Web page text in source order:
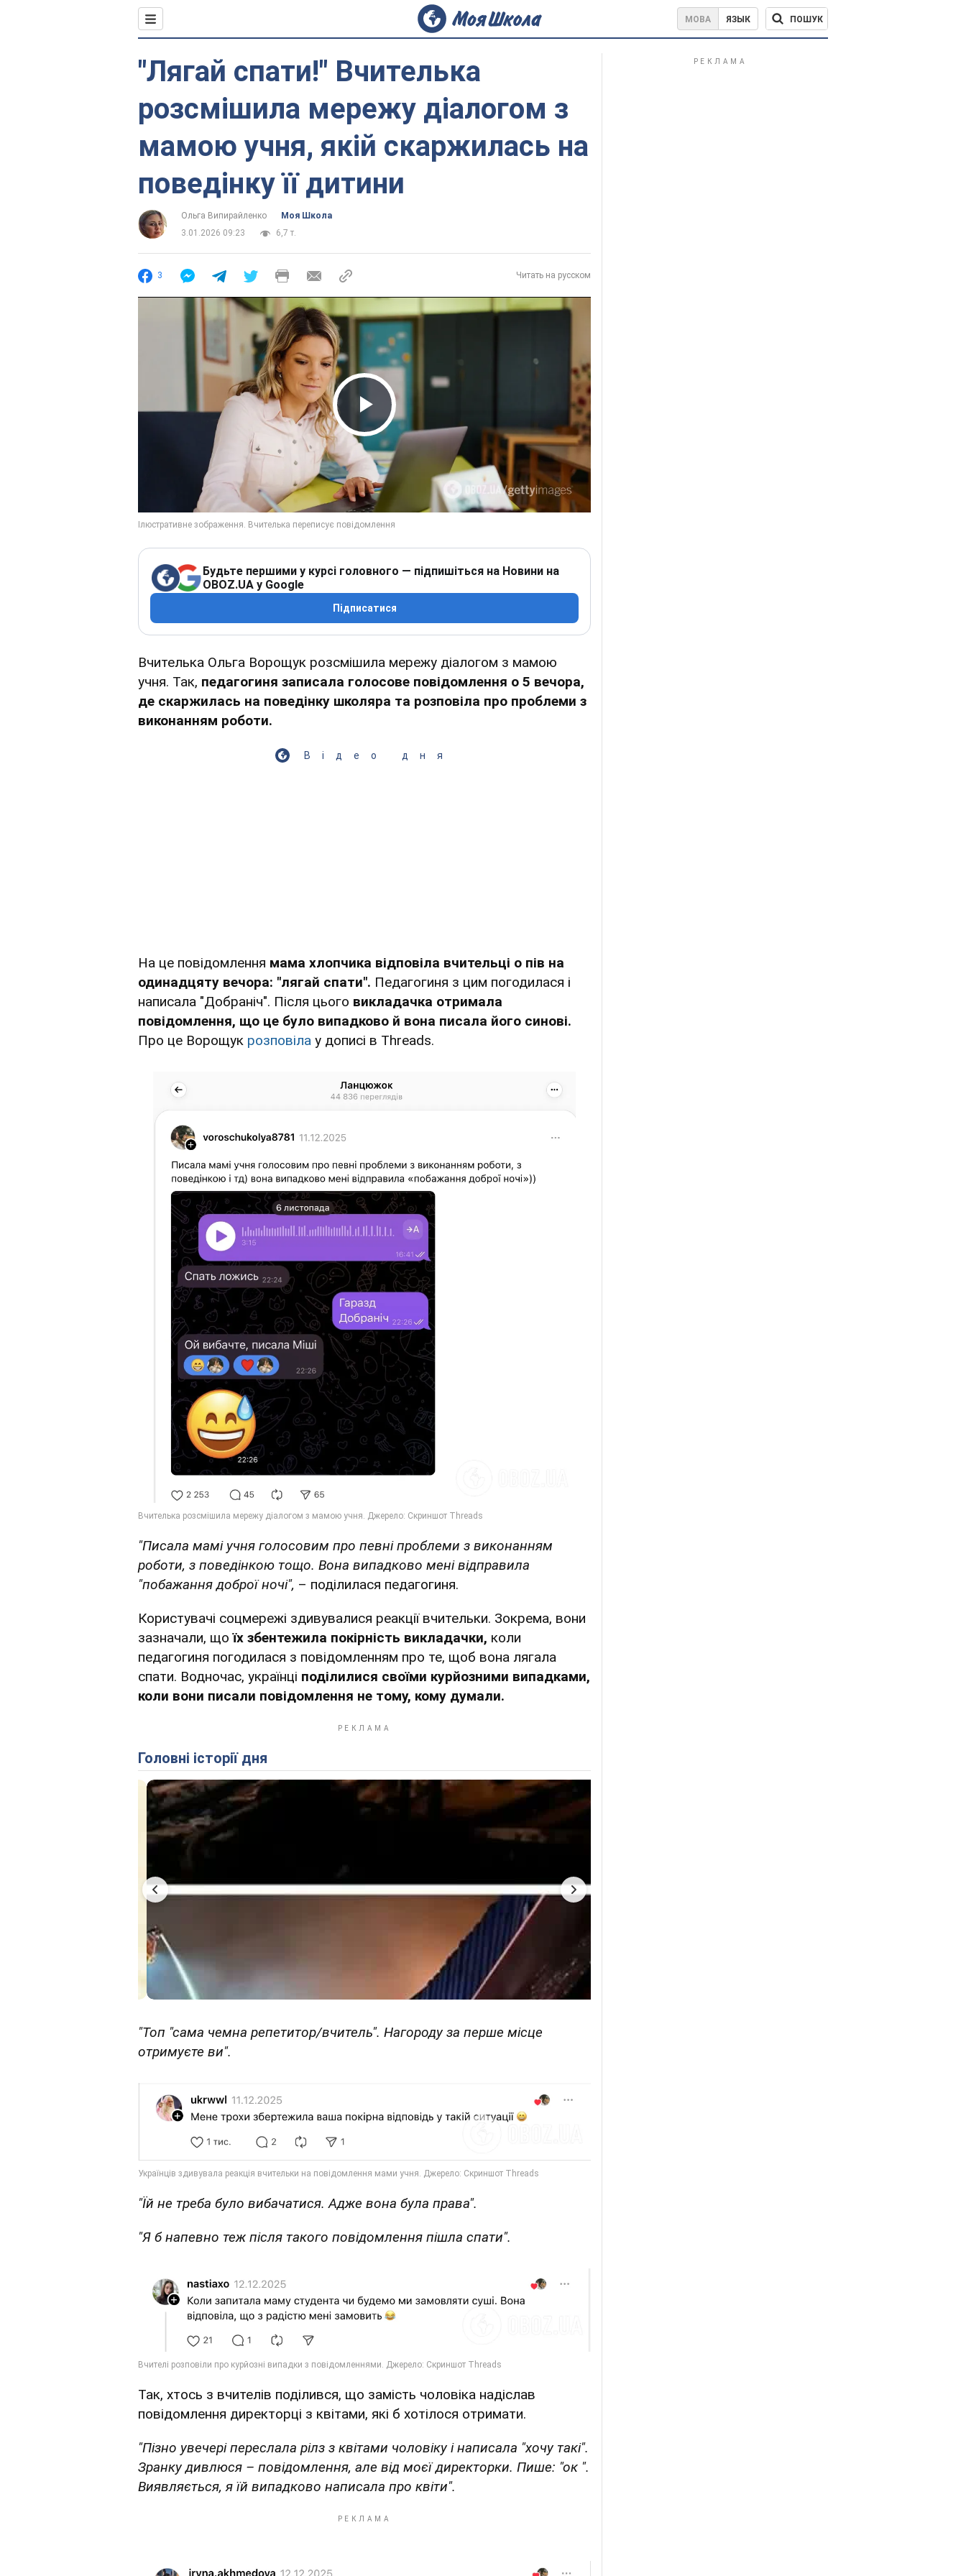
МОВА ЯЗЫК ПОШУК
"Лягай спати!" Вчителька
розсмішила мережу діалогом з
мамою учня, якій скаржилась на
поведінку її дитини
Ольга Випирайленко
Моя Школа
3.01.2026 09:23
6,7 т.
3 Читать на русском
Play Video
Будьте першими у курсі головного — підпишіться на Новини на
OBOZ.UA у Google
Підписатися
Вчителька Ольга Ворощук розсмішила мережу діалогом з мамою
учня. Так, педагогиня записала голосове повідомлення о 5 вечора,
де скаржилась на поведінку школяра та розповіла про проблеми з
виконанням роботи.
Відео дня
На це повідомлення мама хлопчика відповіла вчительці о пів на
одинадцяту вечора: "лягай спати". Педагогиня з цим погодилася і
написала "Добраніч". Після цього викладачка отримала
повідомлення, що це було випадково й вона писала його синові.
Про це Ворощук розповіла у дописі в Threads.
"Писала мамі учня голосовим про певні проблеми з виконанням
роботи, з поведінкою тощо. Вона випадково мені відправила
"побажання доброї ночі", – поділилася педагогиня.
Користувачі соцмережі здивувалися реакції вчительки. Зокрема, вони
зазначали, щоїх збентежила покірність викладачки, коли
педагогиня погодилася з повідомленням про те, щоб вона лягала
спати. Водночас, українці поділилися своїми курйозними випадками,
коли вони писали повідомлення не тому, кому думали.
Головні історії дня
"Топ "сама чемна репетитор/вчитель". Нагороду за перше місце
отримуєте ви".
"Їй не треба було вибачатися. Адже вона була права".
"Я б напевно теж після такого повідомлення пішла спати".
Так, хтось з вчителів поділився, що замість чоловіка надіслав
повідомлення директорці з квітами, які б хотілося отримати.
"Пізно увечері переслала рілз з квітами чоловіку і написала "хочу такі".
Зранку дивлюся – повідомлення, але від моєї директорки. Пише: "ок ".
Виявляється, я їй випадково написала про квіти".